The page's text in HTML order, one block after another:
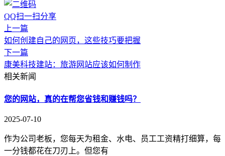
QQ扫一扫分享
上一篇
如何创建自己的网页，这些技巧要把握
下一篇
康美科技建站：旅游网站应该如何制作
相关新闻
您的网站，真的在帮您省钱和赚钱吗？
2025-07-10
作为公司老板，您每天为租金、水电、员工工资精打细算，每
一分钱都花在刀刃上。但您有